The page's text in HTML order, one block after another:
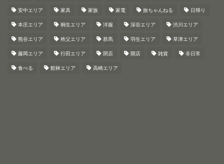
安中エリア 家具 家族 家電 旅ちゃんねる 日帰り
本庄エリア 桐生エリア 洋服 深谷エリア 渋川エリア
熊谷エリア 秩父エリア 群馬 羽生エリア 草津エリア
藤岡エリア 行田エリア 閉店 開店 雑貨 非日常
食べる 館林エリア 高崎エリア